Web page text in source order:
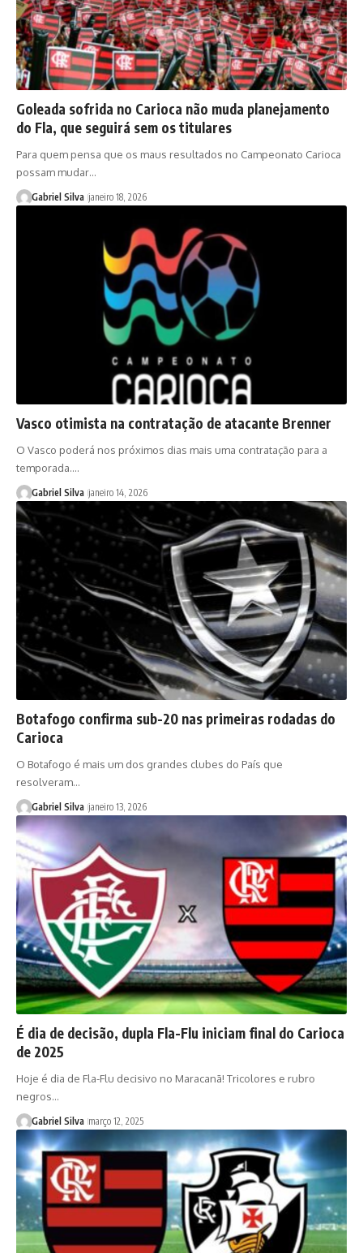
Goleada sofrida no Carioca não muda planejamento
do Fla, que seguirá sem os titulares
Para quem pensa que os maus resultados no Campeonato Carioca
possam mudar…
Gabriel Silva janeiro 18, 2026
Vasco otimista na contratação de atacante Brenner
O Vasco poderá nos próximos dias mais uma contratação para a
temporada.…
Gabriel Silva janeiro 14, 2026
Botafogo confirma sub-20 nas primeiras rodadas do
Carioca
O Botafogo é mais um dos grandes clubes do País que
resolveram…
Gabriel Silva janeiro 13, 2026
É dia de decisão, dupla Fla-Flu iniciam final do Carioca
de 2025
Hoje é dia de Fla-Flu decisivo no Maracanã! Tricolores e rubro
negros…
Gabriel Silva março 12, 2025